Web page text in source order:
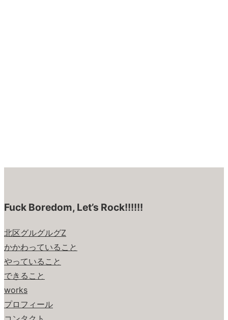
Fuck Boredom, Let’s Rock!!!!!!
北区グルグルグZ
かかわっていること
やっていること
できること
works
プロフィール